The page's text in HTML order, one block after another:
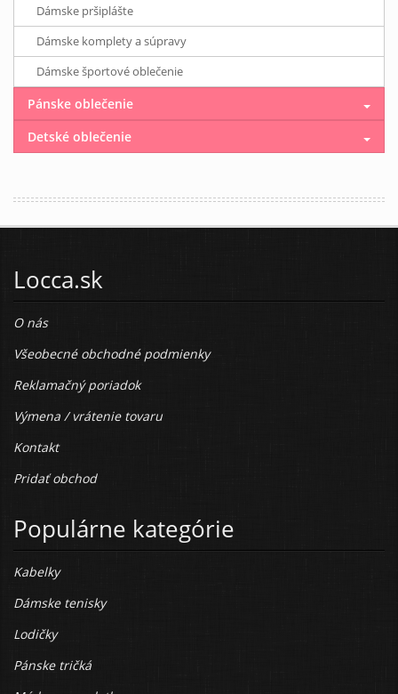
Dámske pršiplášte
Dámske komplety a súpravy
Dámske športové oblečenie
Pánske oblečenie
Detské oblečenie
Locca.sk
O nás
Všeobecné obchodné podmienky
Reklamačný poriadok
Výmena / vrátenie tovaru
Kontakt
Pridať obchod
Populárne kategórie
Kabelky
Dámske tenisky
Lodičky
Pánske tričká